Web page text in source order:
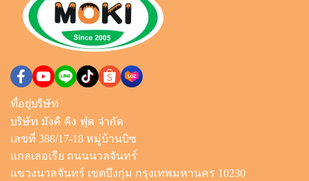
ที่อยู่บริษัท
บริษัท มังคิ คิง ฟูด จำกัด
เลขที่ 388/17-18 หมู่บ้านบิซ
แกลเลอเรีย ถนนนวลจันทร์
แขวงนวลจันทร์ เขตบึงกุ่ม กรุงเทพมหานคร 10230